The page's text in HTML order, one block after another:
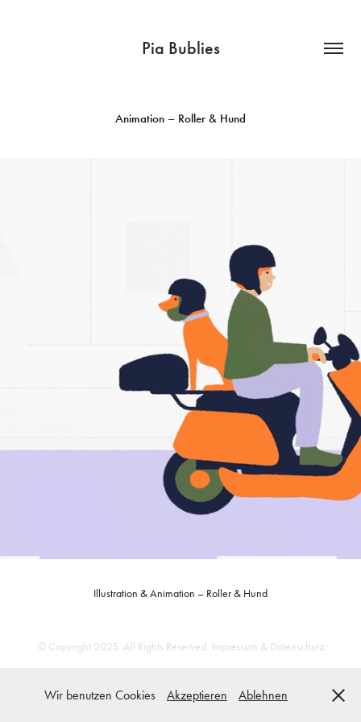
Pia Bublies
Animation – Roller & Hund
Illustration & Animation – Roller & Hund
© Copyright 2025. All Rights Reserved. Impressum & Datenschutz
Wir benutzen Cookies Akzeptieren Ablehnen